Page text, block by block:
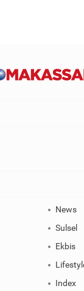
News
Sulsel
Ekbis
Index